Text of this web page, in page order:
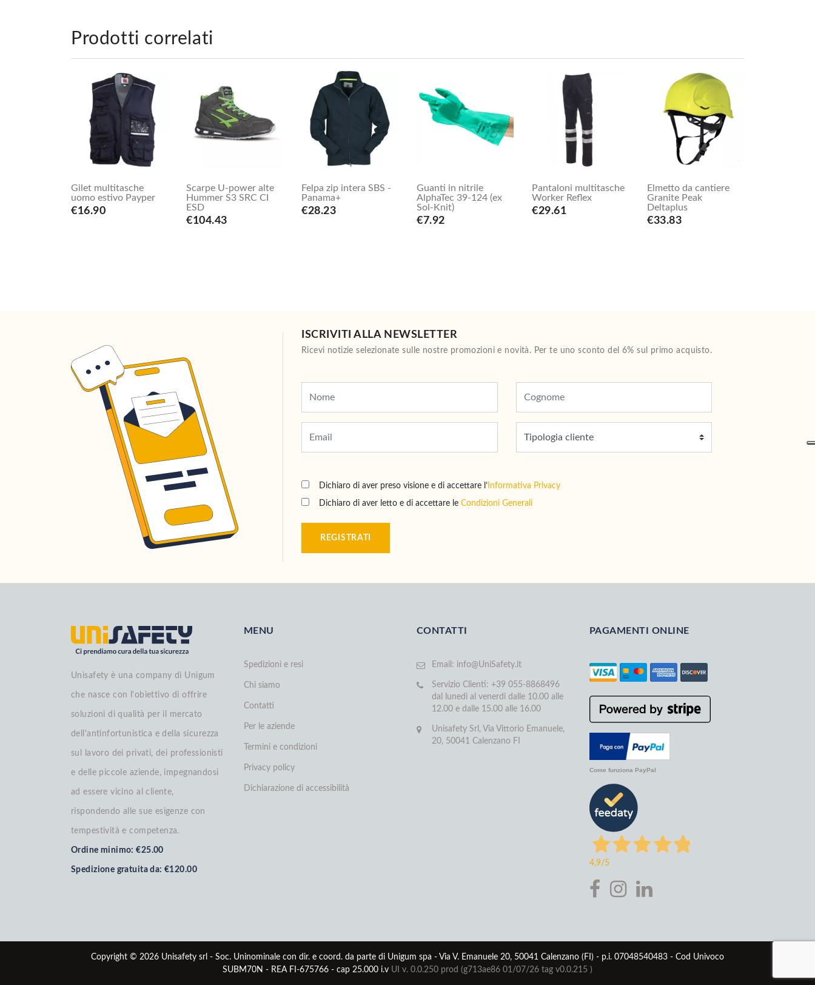
Prodotti correlati
Gilet multitasche
uomo estivo Payper
€16.90
Scarpe U-power alte
Hummer S3 SRC CI
ESD
€104.43
Felpa zip intera SBS -
Panama+
€28.23
Guanti in nitrile
AlphaTec 39-124 (ex
Sol-Knit)
€7.92
Pantaloni multitasche
Worker Reflex
€29.61
Elmetto da cantiere
Granite Peak
Deltaplus
€33.83
ISCRIVITI ALLA NEWSLETTER
Ricevi notizie selezionate sulle nostre promozioni e novità. Per te uno sconto del 6% sul primo acquisto.
Dichiaro di aver preso visione e di accettare l’ Informativa Privacy
Dichiaro di aver letto e di accettare le Condizioni Generali
REGISTRATI
Unisafety è una company di Unigum
che nasce con l'obiettivo di offrire
soluzioni di qualità per il mercato
dell'antinfortunistica e della sicurezza
sul lavoro dei privati, dei professionisti
e delle piccole aziende, impegnandosi
ad essere vicino al cliente,
rispondendo alle sue esigenze con
tempestività e competenza.
Ordine minimo: €25.00
Spedizione gratuita da: €120.00
MENU
Spedizioni e resi
Chi siamo
Contatti
Per le aziende
Termini e condizioni
Privacy policy
Dichiarazione di accessibilità
CONTATTI
Email: info@UniSafety.it
Servizio Clienti: +39 055-8868496
dal lunedi al venerdi dalle 10.00 alle
12.00 e dalle 15.00 alle 16.00
Unisafety Srl, Via Vittorio Emanuele,
20, 50041 Calenzano FI
PAGAMENTI ONLINE
Come funziona PayPal
4,9/5
Copyright © 2026 Unisafety srl - Soc. Uninominale con dir. e coord. da parte di Unigum spa - Via V. Emanuele 20, 50041 Calenzano (FI) - p.i. 07048540483 - Cod Univoco
SUBM70N - REA FI-675766 - cap 25.000 i.v UI v. 0.0.250 prod (g713ae86 01/07/26 tag v0.0.215 )